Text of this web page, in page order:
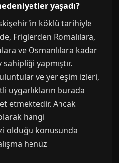
yaşadı?
köklü tarihiyle
Friglerden Romalılara,
ve Osmanlılara kadar
yapmıştır.
ve yerleşim izleri,
uygarlıkların burada
etmektedir. Ancak
hangi
olduğu konusunda
henüz